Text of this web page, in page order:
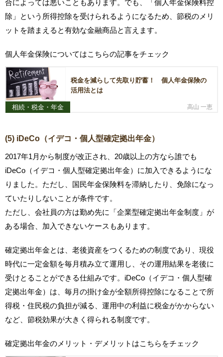
合によっては悪いこともあります。でも、「個人年金保険料控
除」という所得控除を受けられるようになるため、節税のメリ
ットを踏まえると有効な金融商品と言えます。
個人年金保険についてはこちらの記事をチェック
税金を減らして先取り貯蓄！ 個人年金保険の
活用法とは
相続・税金・年金 高山 一恵
(5) iDeCo（イデコ・個人型確定拠出年金）
2017年1月から制度が改正され、20歳以上の方なら誰でも
iDeCo（イデコ・個人型確定拠出年金）に加入できるようにな
りました。ただし、国民年金保険料を滞納したり、免除になっ
ていたりしないことが条件です。
ただし、会社員の方は勤め先に「企業型確定拠出年金制度」が
ある場合、加入できないケースもあります。
確定拠出年金とは、老後資産をつくるための制度であり、現役
時代に一定金額を毎月積み立て運用し、その運用結果を老後に
受けとることができる仕組みです。iDeCo（イデコ・個人型確
定拠出年金）は、毎月の掛け金が全額所得控除になることで所
得税・住民税の負担が減る、運用中の利益に税金がかからない
など、節税効果が大きく得られる制度です。
確定拠出年金のメリット・デメリットはこちらをチェック